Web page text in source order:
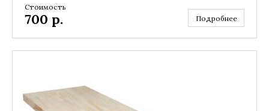
Стоимость
700 р. Подробнее